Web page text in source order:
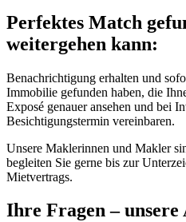
Perfektes Match
weitergehen kann:
Benachrichtigung erhalten und
Immobilie gefunden haben, die
Exposé genauer ansehen und bei
Besichtigungstermin vereinbaren.
Unsere Maklerinnen und Makler
begleiten Sie gerne bis zur
Mietvertrags.
Ihre Fragen –